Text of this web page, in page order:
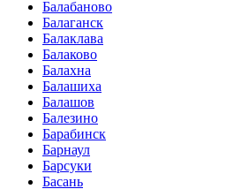
Балабаново
Балаганск
Балаклава
Балаково
Балахна
Балашиха
Балашов
Балезино
Барабинск
Барнаул
Барсуки
Басань